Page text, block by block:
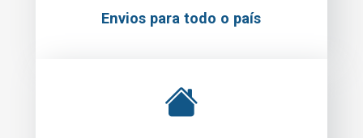
Envios para todo o país